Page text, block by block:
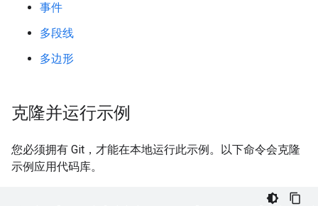
事件
多段线
多边形
克隆并运行示例
您必须拥有 Git，才能在本地运行此示例。以下命令会克隆
示例应用代码库。